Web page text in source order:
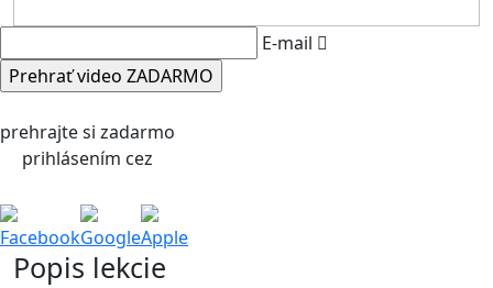
E-mail
prehrajte si zadarmo
prihlásením cez
FacebookGoogleApple
Popis lekcie